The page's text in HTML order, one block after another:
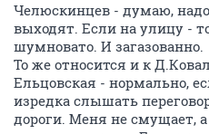
Челюскинцев - думаю,
выходят. Если на улицу -
шумновато. И загазованно.
То же относится и к
Ельцовская - нормально,
изредка слышать
дороги. Меня не смущает, а